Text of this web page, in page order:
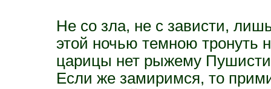
Не со зла, не с зависти,
этой ночью темною тронуть
царицы нет рыжему
Если же замиримся, то